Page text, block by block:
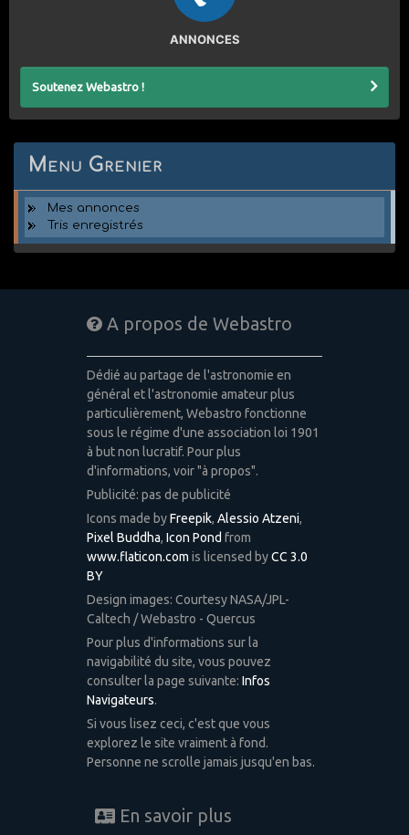
ANNONCES
Soutenez Webastro !
Menu Grenier
Mes annonces
Tris enregistrés
A propos de Webastro
Dédié au partage de l'astronomie en
général et l'astronomie amateur plus
particulièrement, Webastro fonctionne
sous le régime d'une association loi 1901
à but non lucratif. Pour plus
d'informations, voir "à propos".
Publicité: pas de publicité
Icons made byFreepik, Alessio Atzeni,
Pixel Buddha, Icon Pond from
www.flaticon.com is licensed byCC 3.0
BY
Design images: Courtesy NASA/JPL-
Caltech / Webastro - Quercus
Pour plus d'informations sur la
navigabilité du site, vous pouvez
consulter la page suivante: Infos
Navigateurs.
Si vous lisez ceci, c'est que vous
explorez le site vraiment à fond.
Personne ne scrolle jamais jusqu'en bas.
En savoir plus